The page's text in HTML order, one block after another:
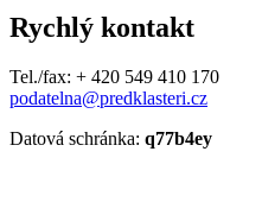
Rychlý kontakt
Tel./fax: + 420 549 410 170
podatelna@predklasteri.cz
Datová schránka: q77b4ey